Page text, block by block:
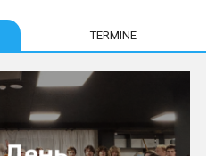
TERMINE